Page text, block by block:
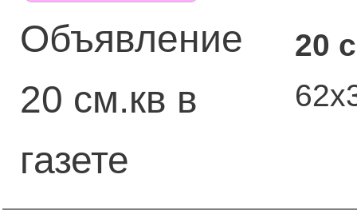
Объявление
20 см.кв в
газете
20